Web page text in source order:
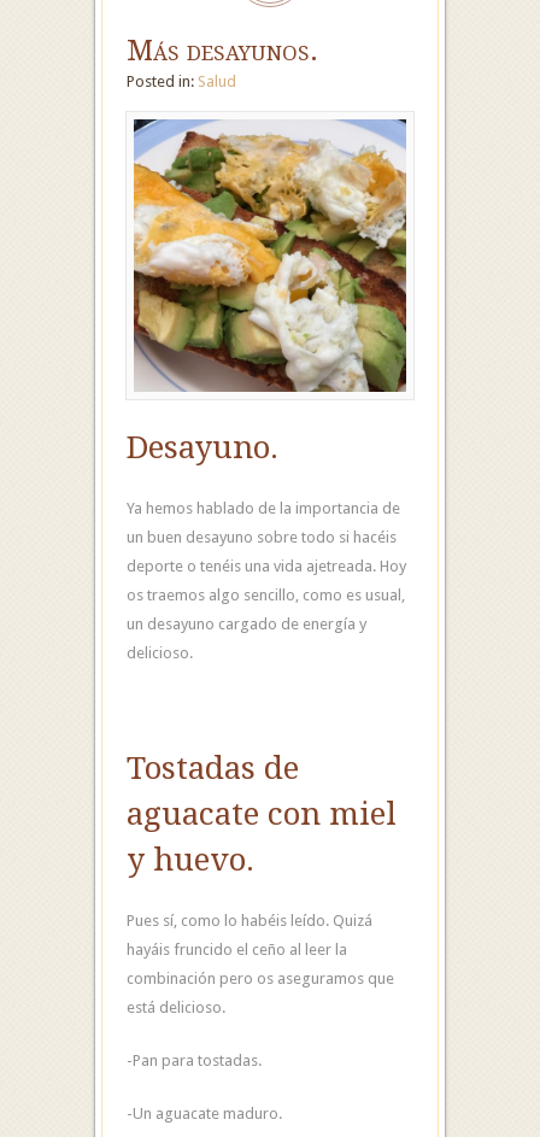
Más desayunos.
Posted in: Salud
Desayuno.
Ya hemos hablado de la importancia de
un buen desayuno sobre todo si hacéis
deporte o tenéis una vida ajetreada. Hoy
os traemos algo sencillo, como es usual,
un desayuno cargado de energía y
delicioso.
Tostadas de
aguacate con miel
y huevo.
Pues sí, como lo habéis leído. Quizá
hayáis fruncido el ceño al leer la
combinación pero os aseguramos que
está delicioso.
-Pan para tostadas.
-Un aguacate maduro.